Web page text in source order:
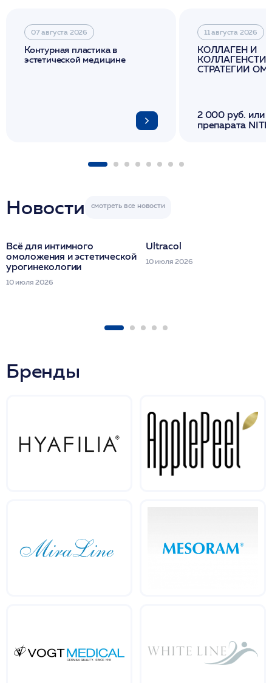
07 августа 2026
Контурная пластика в
эстетической медицине
11 августа 2026
КОЛЛАГЕН И
СТРАТЕГИИ
2 000 руб. или
препарата
Новости
Всё для интимного
омоложения и эстетической
урогинекологии
10 июля 2026
Ultracol
10 июля 2026
Бренды